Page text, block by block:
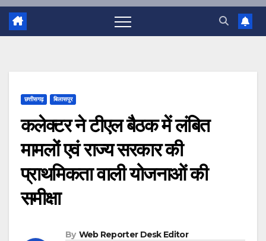
छत्तीसगढ़ बिलासपुर
कलेक्टर ने टीएल बैठक में लंबित
मामलों एवं राज्य सरकार की
प्राथमिकता वाली योजनाओं की
समीक्षा
By Web Reporter Desk Editor